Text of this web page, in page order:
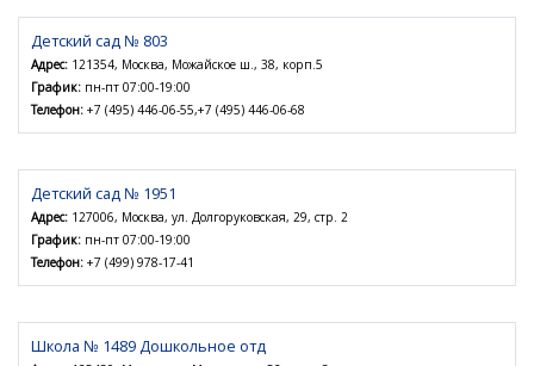
Детский сад № 803
Адрес: 121354, Москва, Можайское ш., 38, корп.5
График: пн-пт 07:00-19:00
Телефон: +7 (495) 446-06-55,+7 (495) 446-06-68
Детский сад № 1951
Адрес: 127006, Москва, ул. Долгоруковская, 29, стр. 2
График: пн-пт 07:00-19:00
Телефон: +7 (499) 978-17-41
Школа № 1489 Дошкольное отд